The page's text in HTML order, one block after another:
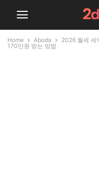
Home Aboda
2026 월세 세
170만원 받는 방법